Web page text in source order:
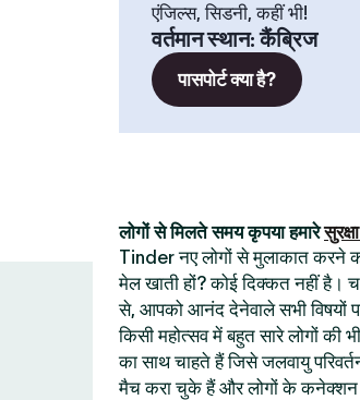
एंजिल्स, सिडनी, कहीं भी!
वर्तमान स्थान:कैंब्रिज
पासपोर्ट क्या है?
लोगों से मिलते समय कृपया हमारे
Tinder नए लोगों से मुलाकात करने
मेल खाती हों? कोई दिक्कत नहीं है।
से, आपको आनंद देनेवाले सभी विषयों
किसी महोत्सव में बहुत सारे लोगों
का साथ चाहते हैं जिसे जलवायु
मैच करा चुके हैं और लोगों के